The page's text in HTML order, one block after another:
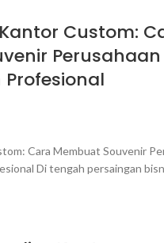
Custom:
Perusahaan
Cara Membuat Souvenir
Di tengah persaingan